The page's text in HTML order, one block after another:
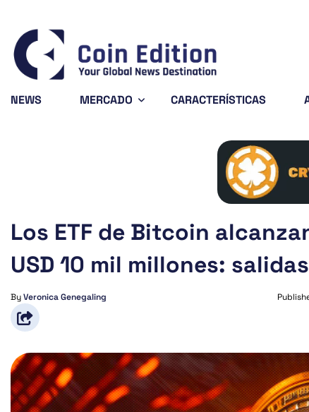
BNB $592.74
BNB -1.38%
Cardano $0.202070
ADA
NEWS MERCADO CARACTERÍSTICAS
Los ETF de Bitcoin
USD 10 mil millones:
ByVeronica Genegaling